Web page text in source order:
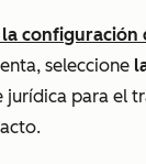
configuración
seleccione
jurídica para el